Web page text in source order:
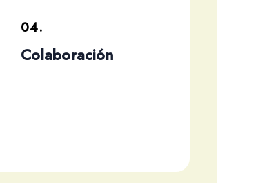
04.
Colaboración